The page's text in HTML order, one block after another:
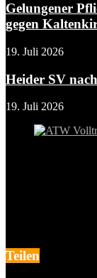
Gelungener
gegen
19. Juli 2026
Heider SV
19. Juli 2026
Teilen